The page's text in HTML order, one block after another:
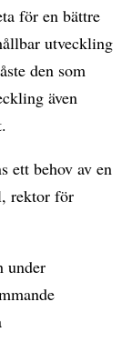
för en bättre
utveckling
den som
även
ett behov av en
rektor för
under